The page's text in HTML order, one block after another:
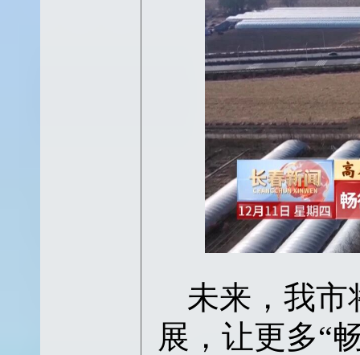
未来，我市
展，让更多“